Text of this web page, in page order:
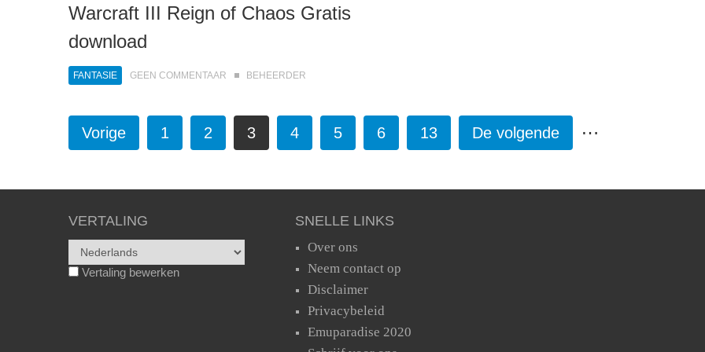
Warcraft III Reign of Chaos Gratis
download
FANTASIE GEEN COMMENTAAR BEHEERDER
Vorige 1 2 3 4 5 6 …
13 De volgende
VERTALING
Vertaling bewerken
SNELLE LINKS
Over ons
Neem contact op
Disclaimer
Privacybeleid
Emuparadise 2020